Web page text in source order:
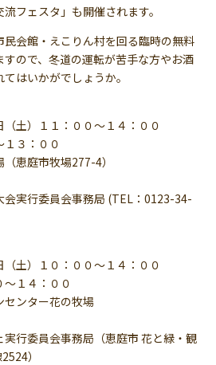
フェスタ」も開催されます。
民会館・えこりん村を回る臨時の無料
ので、冬道の運転が苦手な方やお酒
はいかがでしょうか。
土）１１：００～１４：００
１３：００
恵庭市牧場277-4）
会実行委員会事務局 (TEL：0123-34-
土）１０：００～１４：００
１４：００
ンター花の牧場
行委員会事務局（恵庭市 花と緑・観
）